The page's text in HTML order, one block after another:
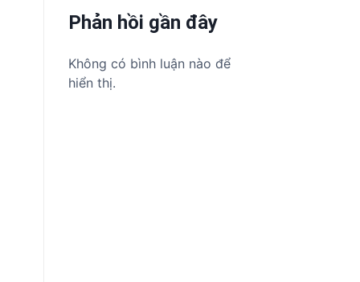
Phản hồi gần đây
Không có bình luận nào để
hiển thị.